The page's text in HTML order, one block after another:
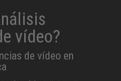
vídeo?
de vídeo en